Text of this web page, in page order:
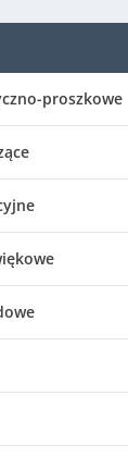
proszkowe